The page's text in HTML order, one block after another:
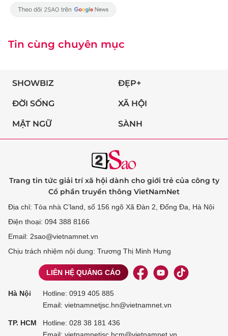
Tin cùng chuyên mục
SHOWBIZ ĐẸP+
ĐỜI SỐNG XÃ HỘI
MẬT NGỮ SÀNH
Trang tin tức giải trí xã hội dành cho giới trẻ của công ty
Cổ phần truyền thông VietNamNet
Địa chỉ: Tòa nhà C’land, số 156 ngõ Xã Đàn 2, Đống Đa, Hà Nội
Điện thoại: 094 388 8166
Email: 2sao@vietnamnet.vn
Chịu trách nhiệm nội dung: Trương Thị Minh Hưng
LIÊN HỆ QUẢNG CÁO
Hà Nội Hotline: 0919 405 885
Email: vietnamnetjsc.hn@vietnamnet.vn
TP. HCM Hotline: 028 38 181 436